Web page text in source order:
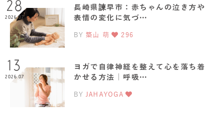
28
2026.07
長崎県諫早市：赤ちゃんの泣き方や
表情の変化に気づ…
BY 築山 萌 296
13
2026.07
ヨガで自律神経を整えて心を落ち着
かせる方法｜呼吸…
BY JAHAYOGA